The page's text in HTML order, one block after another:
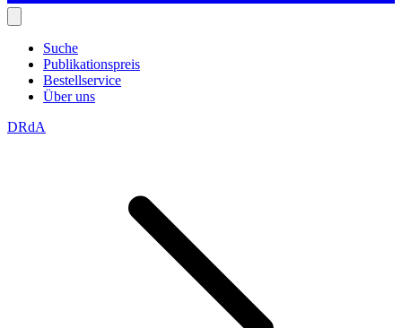
Suche
Publikationspreis
Bestellservice
Über uns
DRdA